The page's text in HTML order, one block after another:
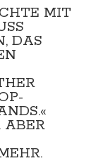
MIT
(
G
S
ABER